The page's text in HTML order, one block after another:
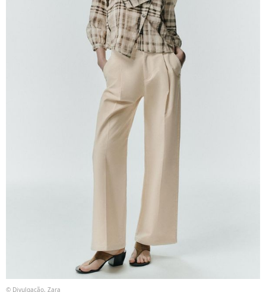
© Divulgação, Zara